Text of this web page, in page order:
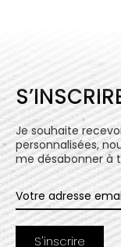
Je souhaite
personnalisées,
me désabonner à